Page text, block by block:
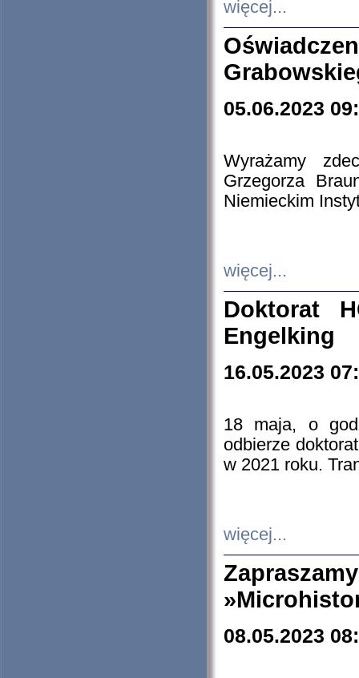
więcej...
05.06.2023
Wyrażamy
Grzegorza
Niemieckim
więcej...
Doktorat
Engelking
16.05.2023
18 maja, o
odbierze
w 2021 roku.
więcej...
08.05.2023